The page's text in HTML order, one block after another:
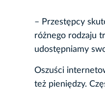
– Przestępcy
różnego rodzaju
udostępniamy
Oszuści
też pieniędzy.